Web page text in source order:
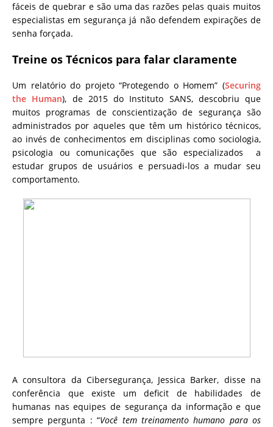
fáceis de quebrar e são uma das razões pelas quais muitos
especialistas em segurança já não defendem expirações de
senha forçada.
Treine os Técnicos para falar claramente
Um relatório do projeto “Protegendo o Homem” (Securing
the Human), de 2015 do Instituto SANS, descobriu que
muitos programas de conscientização de segurança são
administrados por aqueles que têm um histórico técnicos,
ao invés de conhecimentos em disciplinas como sociologia,
psicologia ou comunicações que são especializados a
estudar grupos de usuários e persuadi-los a mudar seu
comportamento.
A consultora da Cibersegurança, Jessica Barker, disse na
conferência que existe um deficit de habilidades de
humanas nas equipes de segurança da informação e que
sempre pergunta : “Você tem treinamento humano para os